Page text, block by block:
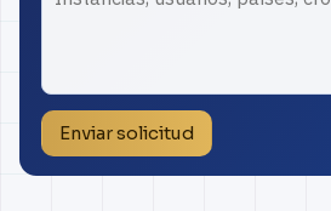
Enviar solicitud